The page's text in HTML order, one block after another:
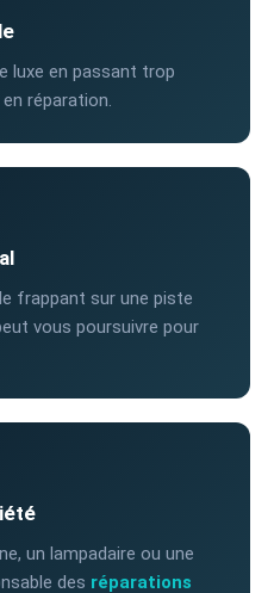
luxe en passant trop
en réparation.
frappant sur une piste
vous poursuivre pour
un lampadaire ou une
des réparations